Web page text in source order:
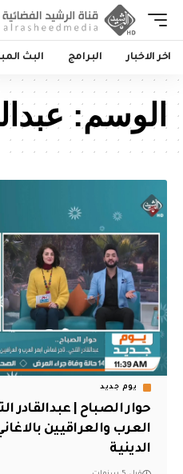
اخر الاخبار البرامج البث
الوسم:
يوم جديد
حوار الصباح | عبدالقادر
العرب والعراقيين
الدينية